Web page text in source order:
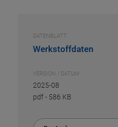
DATENBLATT
Werkstoffdaten
VERSION / DATUM
2025-08
pdf- 586 KB